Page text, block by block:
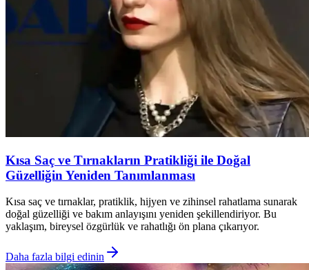
Kısa Saç ve Tırnakların Pratikliği ile Doğal
Güzelliğin Yeniden Tanımlanması
Kısa saç ve tırnaklar, pratiklik, hijyen ve zihinsel rahatlama sunarak
doğal güzelliği ve bakım anlayışını yeniden şekillendiriyor. Bu
yaklaşım, bireysel özgürlük ve rahatlığı ön plana çıkarıyor.
Daha fazla bilgi edinin